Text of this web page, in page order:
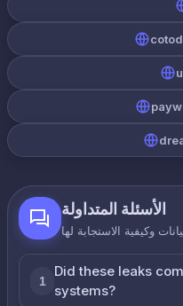
الأسئلة المتداولة
وكيفية الاستجابة لها
1
Did these leaks
systems?